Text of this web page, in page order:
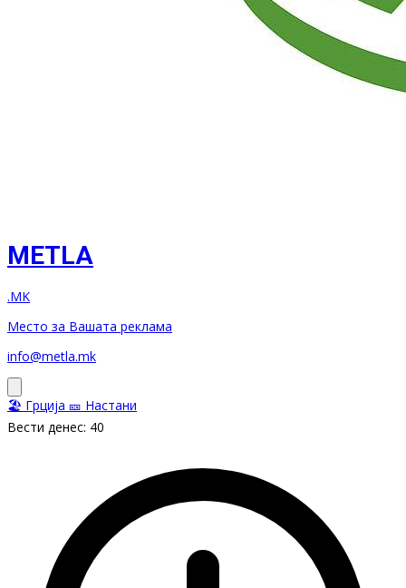
METLA
.MK
Место за Вашата реклама
info@metla.mk
🏖️ Грција 🎫 Настани
Вести денес: 40